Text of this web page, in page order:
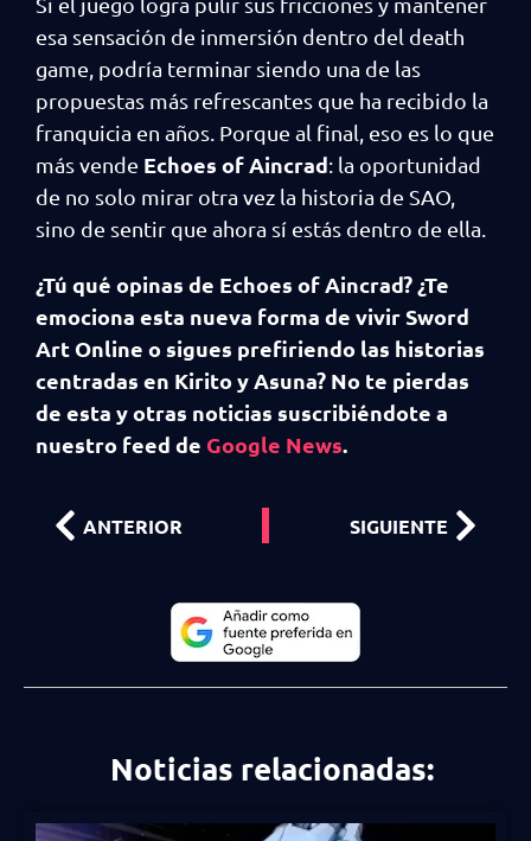
esa sensación de inmersión dentro del death
game, podría terminar siendo una de las
propuestas más refrescantes que ha recibido la
franquicia en años. Porque al final, eso es lo que
más vende Echoes of Aincrad: la oportunidad
de no solo mirar otra vez la historia de SAO,
sino de sentir que ahora sí estás dentro de ella.
¿Tú qué opinas de Echoes of Aincrad? ¿Te
emociona esta nueva forma de vivir Sword
Art Online o sigues prefiriendo las historias
centradas en Kirito y Asuna? No te pierdas
de esta y otras noticias suscribiéndote a
nuestro feed de Google News.
ANTERIOR SIGUIENTE
Noticias relacionadas: